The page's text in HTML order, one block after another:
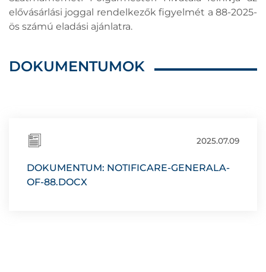
elővásárlási joggal rendelkezők figyelmét a 88-2025-
ös számú eladási ajánlatra.
DOKUMENTUMOK
2025.07.09
DOKUMENTUM: NOTIFICARE-GENERALA-
OF-88.DOCX